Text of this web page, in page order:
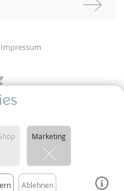
Impressum
achtsam leben
Marketing
Ablehnen